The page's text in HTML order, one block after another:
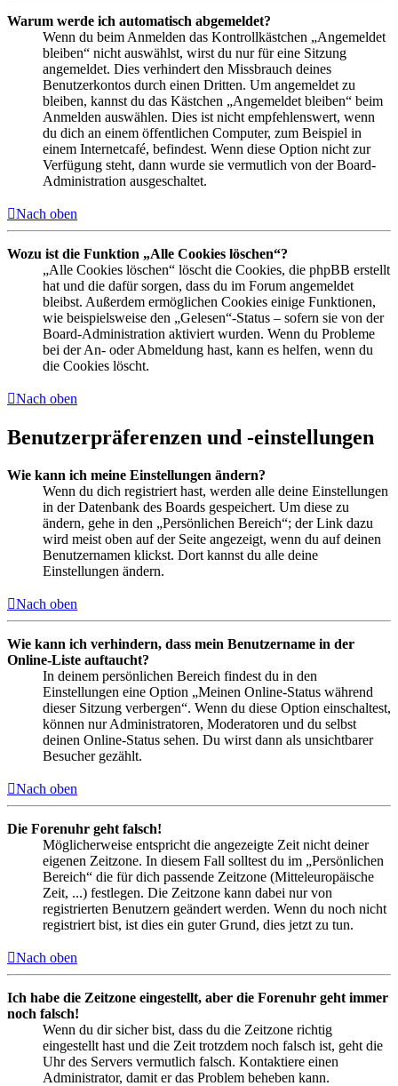
Warum werde ich automatisch abgemeldet?
Wenn du beim Anmelden das Kontrollkästchen „Angemeldet
bleiben“ nicht auswählst, wirst du nur für eine Sitzung
angemeldet. Dies verhindert den Missbrauch deines
Benutzerkontos durch einen Dritten. Um angemeldet zu
bleiben, kannst du das Kästchen „Angemeldet bleiben“ beim
Anmelden auswählen. Dies ist nicht empfehlenswert, wenn
du dich an einem öffentlichen Computer, zum Beispiel in
einem Internetcafé, befindest. Wenn diese Option nicht zur
Verfügung steht, dann wurde sie vermutlich von der Board-
Administration ausgeschaltet.
Nach oben
Wozu ist die Funktion „Alle Cookies löschen“?
„Alle Cookies löschen“ löscht die Cookies, die phpBB erstellt
hat und die dafür sorgen, dass du im Forum angemeldet
bleibst. Außerdem ermöglichen Cookies einige Funktionen,
wie beispielsweise den „Gelesen“-Status – sofern sie von der
Board-Administration aktiviert wurden. Wenn du Probleme
bei der An- oder Abmeldung hast, kann es helfen, wenn du
die Cookies löscht.
Nach oben
Benutzerpräferenzen und -einstellungen
Wie kann ich meine Einstellungen ändern?
Wenn du dich registriert hast, werden alle deine Einstellungen
in der Datenbank des Boards gespeichert. Um diese zu
ändern, gehe in den „Persönlichen Bereich“; der Link dazu
wird meist oben auf der Seite angezeigt, wenn du auf deinen
Benutzernamen klickst. Dort kannst du alle deine
Einstellungen ändern.
Nach oben
Wie kann ich verhindern, dass mein Benutzername in der
Online-Liste auftaucht?
In deinem persönlichen Bereich findest du in den
Einstellungen eine Option „Meinen Online-Status während
dieser Sitzung verbergen“. Wenn du diese Option einschaltest,
können nur Administratoren, Moderatoren und du selbst
deinen Online-Status sehen. Du wirst dann als unsichtbarer
Besucher gezählt.
Nach oben
Die Forenuhr geht falsch!
Möglicherweise entspricht die angezeigte Zeit nicht deiner
eigenen Zeitzone. In diesem Fall solltest du im „Persönlichen
Bereich“ die für dich passende Zeitzone (Mitteleuropäische
Zeit, ...) festlegen. Die Zeitzone kann dabei nur von
registrierten Benutzern geändert werden. Wenn du noch nicht
registriert bist, ist dies ein guter Grund, dies jetzt zu tun.
Nach oben
Ich habe die Zeitzone eingestellt, aber die Forenuhr geht immer
noch falsch!
Wenn du dir sicher bist, dass du die Zeitzone richtig
eingestellt hast und die Zeit trotzdem noch falsch ist, geht die
Uhr des Servers vermutlich falsch. Kontaktiere einen
Administrator, damit er das Problem beheben kann.